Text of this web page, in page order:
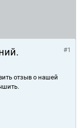
#1
отзыв о нашей